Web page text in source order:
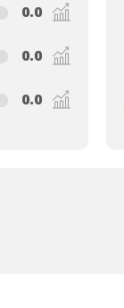
0.0
0.0
0.0